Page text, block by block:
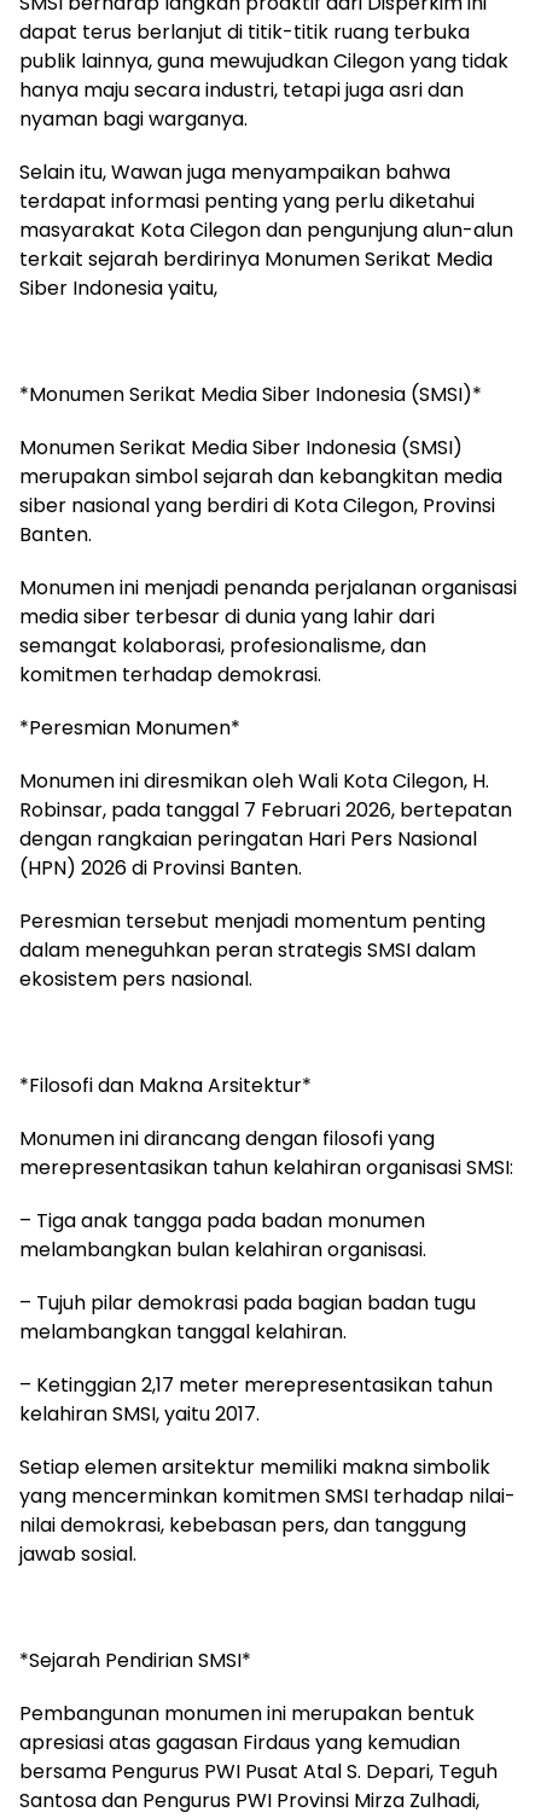
dapat terus berlanjut di titik-titik ruang terbuka
publik lainnya, guna mewujudkan Cilegon yang tidak
hanya maju secara industri, tetapi juga asri dan
nyaman bagi warganya.
Selain itu, Wawan juga menyampaikan bahwa
terdapat informasi penting yang perlu diketahui
masyarakat Kota Cilegon dan pengunjung alun-alun
terkait sejarah berdirinya Monumen Serikat Media
Siber Indonesia yaitu,
*Monumen Serikat Media Siber Indonesia (SMSI)*
Monumen Serikat Media Siber Indonesia (SMSI)
merupakan simbol sejarah dan kebangkitan media
siber nasional yang berdiri di Kota Cilegon, Provinsi
Banten.
Monumen ini menjadi penanda perjalanan organisasi
media siber terbesar di dunia yang lahir dari
semangat kolaborasi, profesionalisme, dan
komitmen terhadap demokrasi.
*Peresmian Monumen*
Monumen ini diresmikan oleh Wali Kota Cilegon, H.
Robinsar, pada tanggal 7 Februari 2026, bertepatan
dengan rangkaian peringatan Hari Pers Nasional
(HPN) 2026 di Provinsi Banten.
Peresmian tersebut menjadi momentum penting
dalam meneguhkan peran strategis SMSI dalam
ekosistem pers nasional.
*Filosofi dan Makna Arsitektur*
Monumen ini dirancang dengan filosofi yang
merepresentasikan tahun kelahiran organisasi SMSI:
– Tiga anak tangga pada badan monumen
melambangkan bulan kelahiran organisasi.
– Tujuh pilar demokrasi pada bagian badan tugu
melambangkan tanggal kelahiran.
– Ketinggian 2,17 meter merepresentasikan tahun
kelahiran SMSI, yaitu 2017.
Setiap elemen arsitektur memiliki makna simbolik
yang mencerminkan komitmen SMSI terhadap nilai-
nilai demokrasi, kebebasan pers, dan tanggung
jawab sosial.
*Sejarah Pendirian SMSI*
Pembangunan monumen ini merupakan bentuk
apresiasi atas gagasan Firdaus yang kemudian
bersama Pengurus PWI Pusat Atal S. Depari, Teguh
Santosa dan Pengurus PWI Provinsi Mirza Zulhadi,